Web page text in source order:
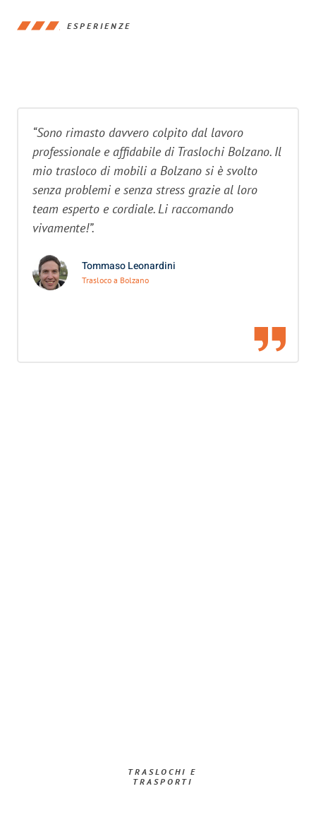
ESPERIENZE
“Sono rimasto davvero colpito dal lavoro
professionale e affidabile di Traslochi Bolzano. Il
mio trasloco di mobili a Bolzano si è svolto
senza problemi e senza stress grazie al loro
team esperto e cordiale. Li raccomando
vivamente!”.
Tommaso Leonardini
Trasloco a Bolzano
TRASLOCHI E
TRASPORTI​